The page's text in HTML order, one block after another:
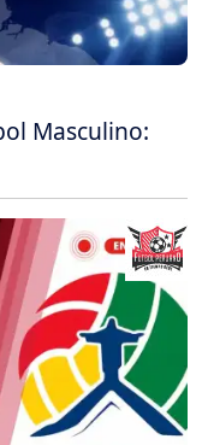
Masculino: